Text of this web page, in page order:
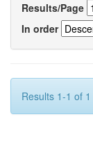
Results/Page
In order
Results 1-1 of